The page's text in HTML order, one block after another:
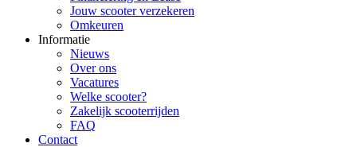
Jouw scooter verzekeren
Omkeuren
Informatie
Nieuws
Over ons
Vacatures
Welke scooter?
Zakelijk scooterrijden
FAQ
Contact